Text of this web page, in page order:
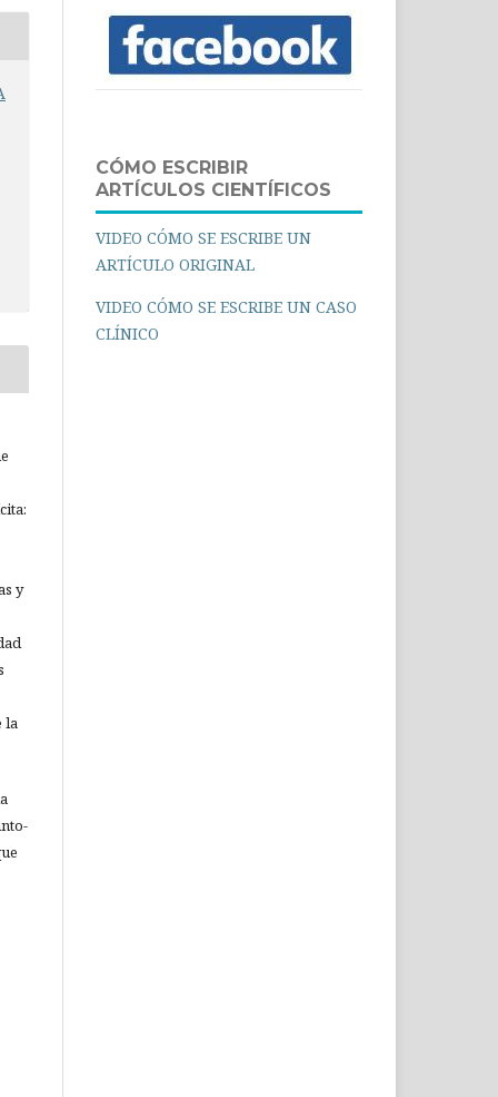
y
la
CÓMO ESCRIBIR
ARTÍCULOS CIENTÍFICOS
VIDEO CÓMO SE ESCRIBE UN
ARTÍCULO ORIGINAL
VIDEO CÓMO SE ESCRIBE UN CASO
CLÍNICO